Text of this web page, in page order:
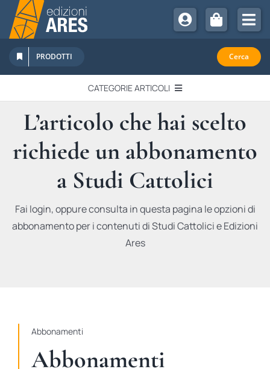
Salta
contenuto
Chi Siamo
Sostienici
Abbonamenti
Promozioni
Newsletter
PRODOTTI Cerca
CATEGORIE ARTICOLI
EDITORIALI
IN QUESTO NUMERO
RECENSIONI
L’articolo che hai scelto
richiede un abbonamento
a Studi Cattolici
Fai login, oppure consulta in questa pagina le opzioni di
abbonamento per i contenuti di Studi Cattolici e Edizioni
Ares
Abbonamenti
Abbonamenti